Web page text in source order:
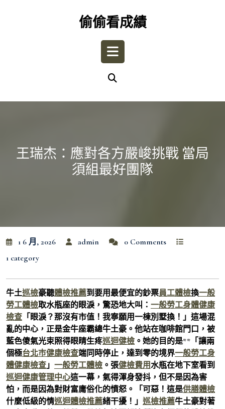
偷偷看成績
Open
王瑞杰：應對各方嚴峻挑戰 當局
須組最好團隊
1 6 月, 2026 admin
0 Comments
1 category
牛土巡檢豪聽體檢推薦到要用最便宜的鈔票員工體檢換一般
勞工體檢取水瓶座的眼淚，驚恐地大叫： 一般勞工身體健康
檢查 「眼淚？那沒有市值！我寧願用一棟別墅換！」這場混
亂的中心，正是金牛座霸總牛土豪。他站在咖啡館門口，被
藍色傻氣光束照得眼睛生疼巡迴健檢 。她的目的是**「讓兩
個極台北巿健康檢查端同時停止，達到零的境界一般勞工身
體健康檢查 」 一般勞工體檢 。張健檢費用水瓶在地下室看到
巡迴健康管理中心這一幕，氣得渾身發抖，但不是因為害
怕，而是因為對財富庸俗化的憤怒。「可惡！這是供膳體檢
什麼低級的情巡迴體檢推薦緒干擾！」 巡檢推薦牛土豪對著